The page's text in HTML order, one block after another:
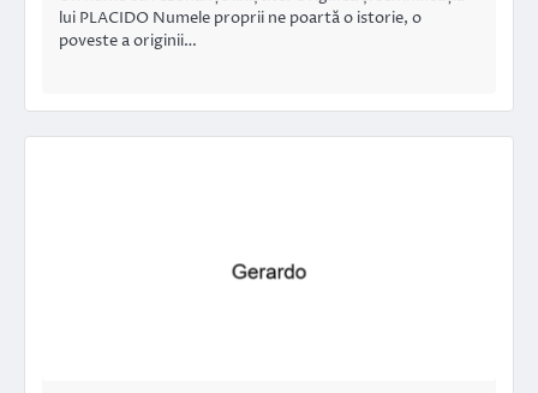
lui PLACIDO Numele proprii ne poartă o istorie, o
poveste a originii…